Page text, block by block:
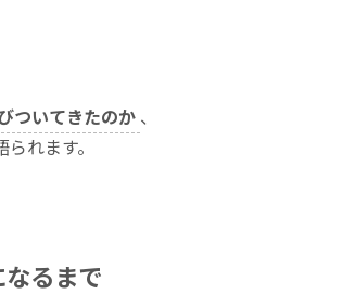
ついてきたのか 、
れます。
なるまで